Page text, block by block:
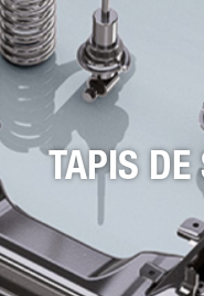
et aménagement paysager
FUSO Value Parts
TAPIS DE